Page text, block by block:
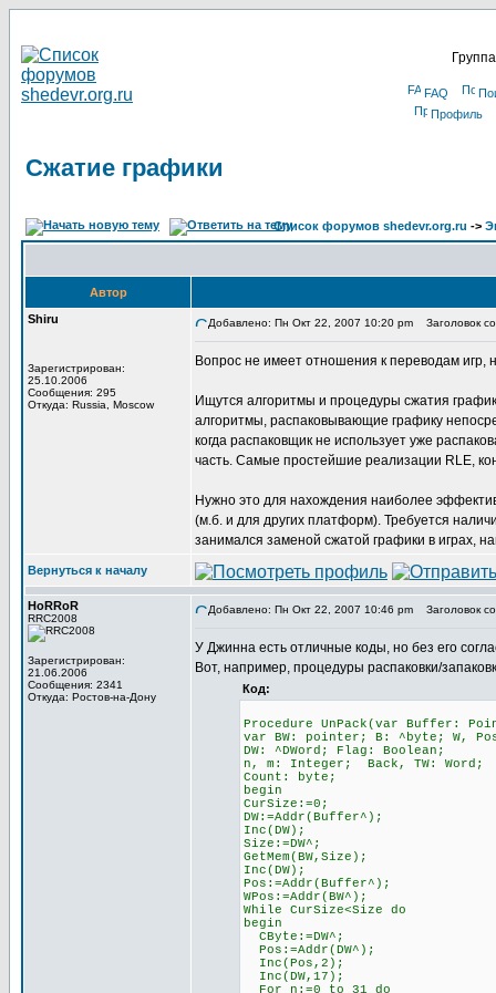
FAQ
Профиль
Сжатие графики
Список форумов shedevr.org.ru ->
Автор
Shiru
Зарегистрирован:
25.10.2006
Сообщения: 295
Откуда: Russia, Moscow
Добавлено: Пн Окт 22, 2007 10:20 pm Заголовок
Вопрос не имеет отношения к переводам игр,
Ищутся алгоритмы и процедуры сжатия
алгоритмы, распаковывающие графику
когда распаковщик не использует уже
часть. Самые простейшие реализации RLE,
Нужно это для нахождения наиболее
(м.б. и для других платформ). Требуется
занимался заменой сжатой графики в играх,
Вернуться к началу
HoRRoR
RRC2008
Зарегистрирован:
21.06.2006
Сообщения: 2341
Откуда: Ростов-на-Дону
Добавлено: Пн Окт 22, 2007 10:46 pm Заголовок
У Джинна есть отличные коды, но без его
Вот, например, процедуры распаковки/
Код:
Procedure UnPack(var Buffer:
var BW: pointer; B: ^byte; W,
DW: ^DWord; Flag: Boolean;
n, m: Integer; Back, TW: Word;
Count: byte;
begin
CurSize:=0;
DW:=Addr(Buffer^);
Inc(DW);
Size:=DW^;
GetMem(BW,Size);
Inc(DW);
Pos:=Addr(Buffer^);
WPos:=Addr(BW^);
While CurSize<Size do
begin
CByte:=DW^;
Pos:=Addr(DW^);
Inc(Pos,2);
Inc(DW,17);
For n:=0 to 31 do